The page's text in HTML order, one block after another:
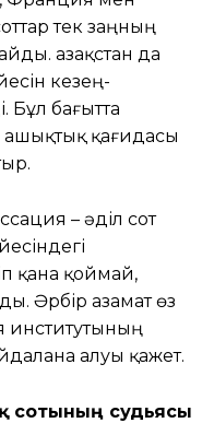
тек заңның
Қазақстан да
кезең-
Бұл бағытта
ашықтық қағидасы
– әділ сот
қана қоймай,
Әрбір азамат өз
институтының
алуы қажет.
сотының судьясы